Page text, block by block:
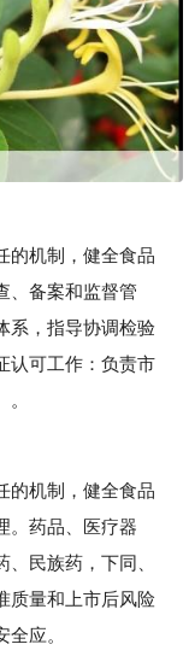
机制，健全食品
、备案和监督管
系，指导协调检验
认可工作：负责市
机制，健全食品
。药品、医疗器
民族药，下同、
质量和上市后风险
应。